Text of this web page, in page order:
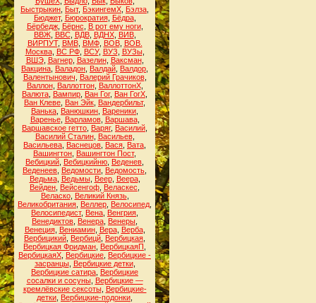
Быстрыкин Быт, БэкингемХ Бэлза
Бюджет, Бюрократия, Бёдра,
Бёрбедж, Бёрнс В рот ему ноги,
ВВЖ, ВВС, ВДВ, ВДНХ, ВИВ,
ВИРПУТ, ВМВ, ВМФ, ВОВ, ВОВ.
Москва, ВС РФ, ВСУ, ВУЗ ВУЗы,
ВШЭ, Вагнер, Вазелин, Ваксман,
Вакцина Валадон Валдай Валдор
Валентынович
Валерий Грачиков,
Валлон, Валлоттон, ВаллоттонХ,
Валюта Вампир Ван Гог, Ван ГогХ
Ван Клеве Ван Эйк Вандербильт,
Ванька Ванюшкин Вареники
Варенье, Варламов, Варшава,
Варшавское гетто Варяг, Василий
Василий Сталин, Васильев,
Васильева Васнецов Вася Вата
Вашингтон Вашингтон Пост,
Вебицкий Вебицкийню Веденев
Веденеев Ведомости Ведомость
Ведьма, Ведьмы, Веер, Веера,
Вейден Вейсенгоф Веласкес
Веласко, Великий Князь,
Великобритания Веллер Велосипед
Велосипедист, Вена Венгрия
Венедиктов Венера Венеры
Венеция, Вениамин, Вера, Верба,
Вербицикий Вербицй Вербицкая
Вербицкая Фридман ВербицкаяП
ВербицкаяХ Вербицкие Вербицкие -
засранцы, Вербицкие детки,
Вербицкие сатира Вербицкие
сосалки и сосуны, Вербицкие —
кремлёвские сексоты, Вербицкие-
детки Вербицкие-подонки